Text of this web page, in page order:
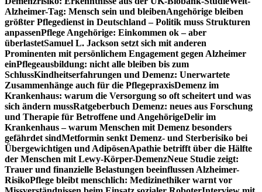
Alzheimer-Tag: Mensch sein und bleibenAngehörige bleiben
größter Pflegedienst in Deutschland – Politik muss Strukturen
anpassenPflege Angehörige: Einkommen ok – aber
überlastetSamuel L. Jackson setzt sich mit anderen
Prominenten mit persönlichem Engagement gegen Alzheimer
einPflegeausbildung: nicht alle bleiben bis zum
SchlussKindheitserfahrungen und Demenz: Unerwartete
Zusammenhänge auch für die PflegepraxisDemenz im
Krankenhaus: warum die Versorgung so oft scheitert und was
sich ändern mussRatgeberbuch Demenz: neues aus Forschung
und Therapie für Betroffene und AngehörigeDelir im
Krankenhaus – warum Menschen mit Demenz besonders
gefährdet sindMetformin senkt Demenz- und Sterberisiko bei
Übergewichtigen und AdipösenApathie betrifft über die Hälfte
der Menschen mit Lewy-Körper-DemenzNeue Studie zeigt:
Trauer und finanzielle Belastungen beeinflussen Alzheimer-
RisikoPflege bleibt menschlich: Medizinethiker warnt vor